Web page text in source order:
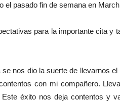
el pasado fin de semana en
para la importante cita y
nos dio la suerte de llevarnos
con mi compañero.
éxito nos deja contentos y